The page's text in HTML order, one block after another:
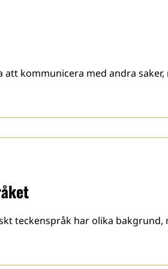
kommunicera med andra
teckenspråk har olika bakgrund,